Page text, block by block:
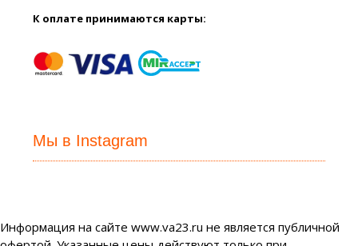
К оплате принимаются карты:
Мы в Instagram
Информация на сайте www.va23.ru не является публичной